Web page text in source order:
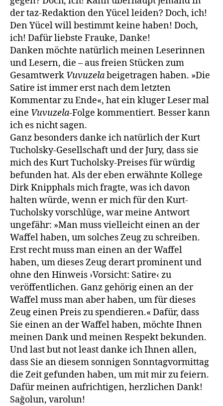
der taz-Redaktion den Yücel leiden? Doch, ich!
Den Yücel will bestimmt keine haben! Doch,
ich! Dafür liebste Frauke, Danke!
Danken möchte natürlich meinen Leserinnen
und Lesern, die – aus freien Stücken zum
Gesamtwerk Vuvuzelabeigetragen haben. »Die
Satire ist immer erst nach dem letzten
Kommentar zu Ende«, hat ein kluger Leser mal
eine Vuvuzela-Folge kommentiert. Besser kann
ich es nicht sagen.
Ganz besonders danke ich natürlich der Kurt
Tucholsky-Gesell­schaft und der Jury, dass sie
mich des Kurt Tucholsky-Preises für würdig
befunden hat. Als der eben erwähnte Kollege
Dirk Knipphals mich fragte, was ich davon
halten würde, wenn er mich für den Kurt-
Tucholsky vorschlüge, war meine Antwort
ungefähr: »Man muss vielleicht einen an der
Waffel haben, um solches Zeug zu schreiben.
Erst recht muss man einen an der Waffel
haben, um dieses Zeug derart prominent und
ohne den Hinweis ›Vorsicht: Satire‹ zu
veröffentli­chen. Ganz gehörig einen an der
Waffel muss man aber haben, um für dieses
Zeug einen Preis zu spendieren.« Dafür, dass
Sie einen an der Waffel haben, möchte Ihnen
meinen Dank und meinen Respekt be­kunden.
Und last but not least danke ich Ihnen allen,
dass Sie an diesem sonnigen Sonntagvormittag
die Zeit gefunden haben, um mit mir zu feiern.
Dafür meinen aufrichtigen, herzlichen Dank!
Sağolun, varolun!